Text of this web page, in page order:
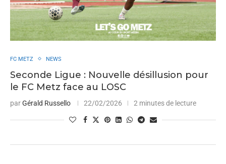
FC METZ NEWS
Seconde Ligue : Nouvelle désillusion pour
le FC Metz face au LOSC
parGérald Russello 22/02/2026 2 minutes de lecture